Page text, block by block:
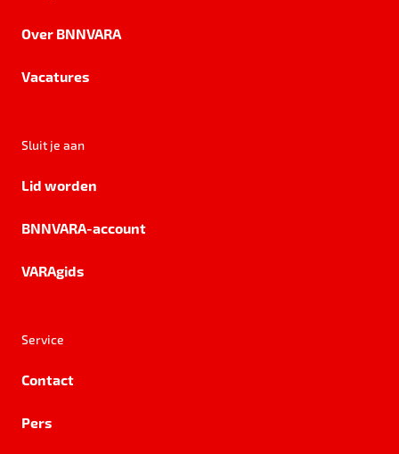
Over BNNVARA
Vacatures
Sluit je aan
Lid worden
BNNVARA-account
VARAgids
Service
Contact
Pers